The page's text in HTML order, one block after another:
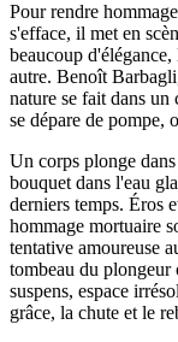
Pour rendre
s'efface, il met en
beaucoup
autre. Benoît
nature se fait dans un
se dépare de pompe,
Un corps plonge
bouquet dans l'eau
derniers temps. Éros
hommage mortuaire
tentative amoureuse
tombeau du plongeur
suspens, espace
grâce, la chute et le